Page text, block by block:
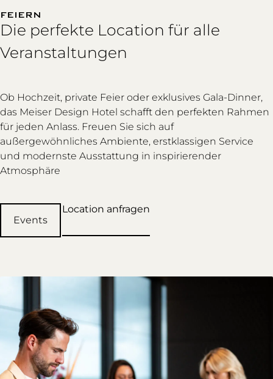
FEIERN
Die perfekte Location für alle
Veranstaltungen
Ob Hochzeit, private Feier oder exklusives Gala-Dinner,
das Meiser Design Hotel schafft den perfekten Rahmen
für jeden Anlass. Freuen Sie sich auf
außergewöhnliches Ambiente, erstklassigen Service
und modernste Ausstattung in inspirierender
Atmosphäre
Events
Location anfragen